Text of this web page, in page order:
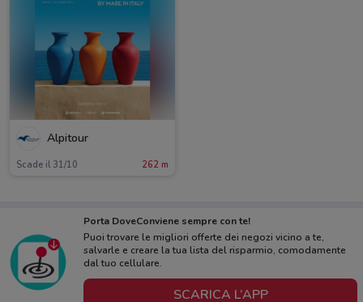
Alpitour
Scade il 31/10 262 m
Porta DoveConviene sempre con te!
Puoi trovare le migliori offerte dei negozi vicino a te,
salvarle e creare la tua lista del risparmio, comodamente
dal tuo cellulare.
SCARICA L’APP